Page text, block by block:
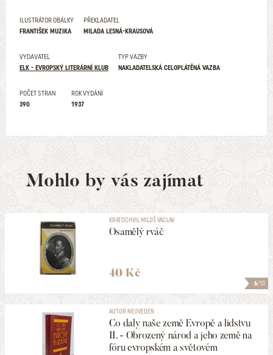
ILUSTRÁTOR OBÁLKY
FRANTIŠEK MUZIKA
PŘEKLADATEL
MILADA LESNÁ-KRAUSOVÁ
VYDAVATEL
ELK - EVROPSKÝ LITERÁRNÍ KLUB
TYP VAZBY
NAKLADATELSKÁ CELOPLÁTĚNÁ VAZBA
POČET STRAN
390
ROK VYDÁNÍ
1937
Mohlo by vás zajímat
6/10
KRATOCHVIL MILOŠ VÁCLAV
Osamělý rváč
40 Kč
AUTOR NEUVEDEN
Co daly naše země Evropě a lidstvu
II. - Obrozený národ a jeho země na
fóru evropském a světovém